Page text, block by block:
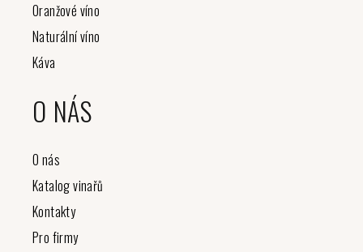
Oranžové víno
Naturální víno
Káva
O NÁS
O nás
Katalog vinařů
Kontakty
Pro firmy